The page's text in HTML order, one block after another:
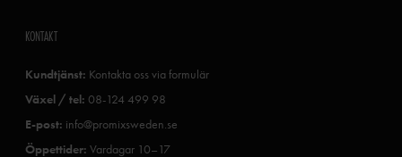
KONTAKT
Kundtjänst: Kontakta oss via formulär
Växel / tel: 08-124 499 98
E-post: info@promixsweden.se
Öppettider: Vardagar 10–17